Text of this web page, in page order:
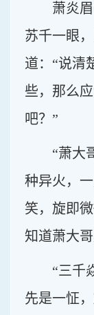
萧炎
苏千一眼
道：“说清
些，那么
吧？”
“萧大
种异火，
笑，旋即
知道萧大
“三千
先是一怔